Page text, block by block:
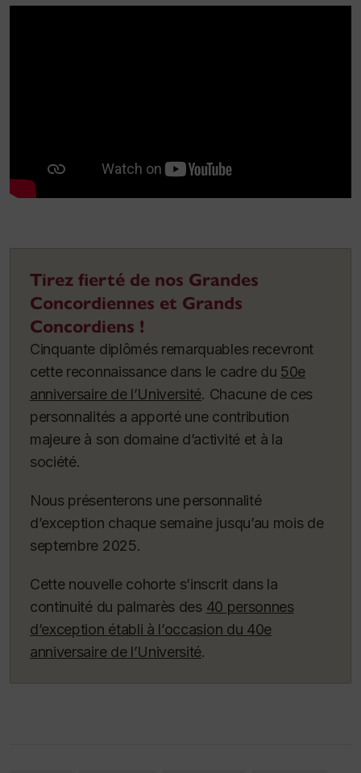
Tirez fierté de nos Grandes
Concordiennes et Grands
Concordiens !
Cinquante diplômés remarquables recevront
cette reconnaissance dans le cadre du 50e
anniversaire de l’Université. Chacune de ces
personnalités a apporté une contribution
majeure à son domaine d’activité et à la
société.
Nous présenterons une personnalité
d’exception chaque semaine jusqu’au mois de
septembre 2025.
Cette nouvelle cohorte s’inscrit dans la
continuité du palmarès des 40 personnes
d’exception établi à l’occasion du 40e
anniversaire de l’Université.